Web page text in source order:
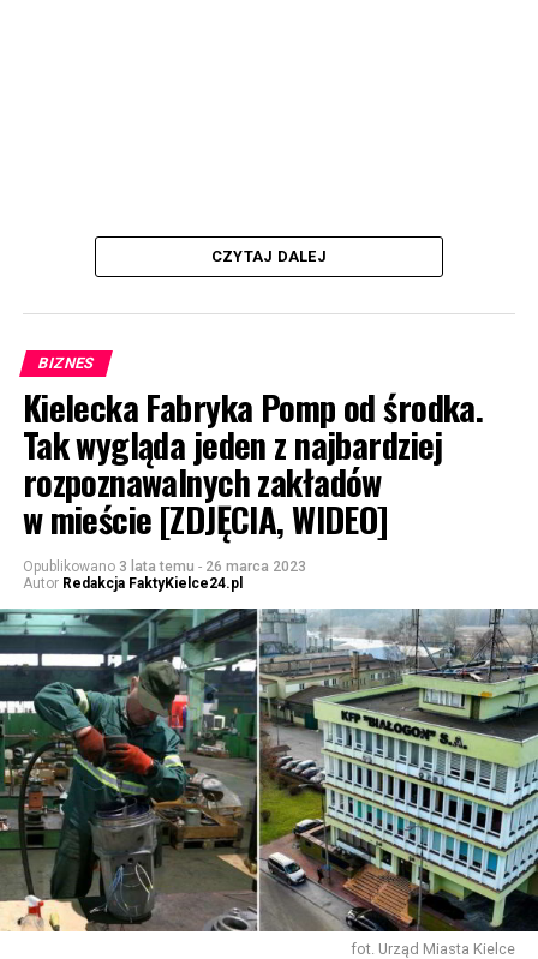
CZYTAJ DALEJ
BIZNES
Kielecka Fabryka Pomp od środka.
Tak wygląda jeden z najbardziej
rozpoznawalnych zakładów
w mieście [ZDJĘCIA, WIDEO]
Opublikowano 3 lata temu - 26 marca 2023
Autor Redakcja FaktyKielce24.pl
fot. Urząd Miasta Kielce